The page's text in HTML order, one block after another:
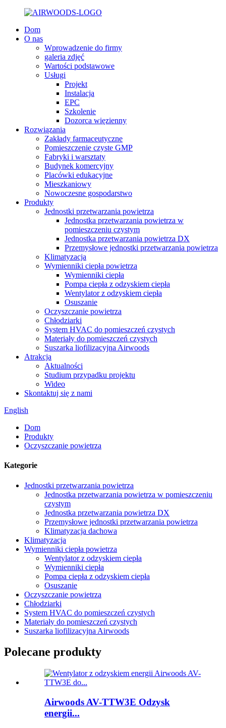
Dom
O nas
Wprowadzenie do firmy
galeria zdjęć
Wartości podstawowe
Usługi
Projekt
Instalacja
EPC
Szkolenie
Dozorca więzienny
Rozwiązania
Zakłady farmaceutyczne
Pomieszczenie czyste GMP
Fabryki i warsztaty
Budynek komercyjny
Placówki edukacyjne
Mieszkaniowy
Nowoczesne gospodarstwo
Produkty
Jednostki przetwarzania powietrza
Jednostka przetwarzania powietrza w
pomieszczeniu czystym
Jednostka przetwarzania powietrza DX
Przemysłowe jednostki przetwarzania powietrza
Klimatyzacja
Wymienniki ciepła powietrza
Wymienniki ciepła
Pompa ciepła z odzyskiem ciepła
Wentylator z odzyskiem ciepła
Osuszanie
Oczyszczanie powietrza
Chłodziarki
System HVAC do pomieszczeń czystych
Materiały do ​​pomieszczeń czystych
Suszarka liofilizacyjna Airwoods
Atrakcja
Aktualności
Studium przypadku projektu
Wideo
Skontaktuj się z nami
English
Dom
Produkty
Oczyszczanie powietrza
Kategorie
Jednostki przetwarzania powietrza
Jednostka przetwarzania powietrza w pomieszczeniu
czystym
Jednostka przetwarzania powietrza DX
Przemysłowe jednostki przetwarzania powietrza
Klimatyzacja dachowa
Klimatyzacja
Wymienniki ciepła powietrza
Wentylator z odzyskiem ciepła
Wymienniki ciepła
Pompa ciepła z odzyskiem ciepła
Osuszanie
Oczyszczanie powietrza
Chłodziarki
System HVAC do pomieszczeń czystych
Materiały do ​​pomieszczeń czystych
Suszarka liofilizacyjna Airwoods
Polecane produkty
Airwoods AV-TTW3E Odzysk
energii...